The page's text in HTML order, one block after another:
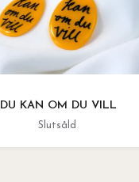
DU KAN OM DU VILL
Slutsåld